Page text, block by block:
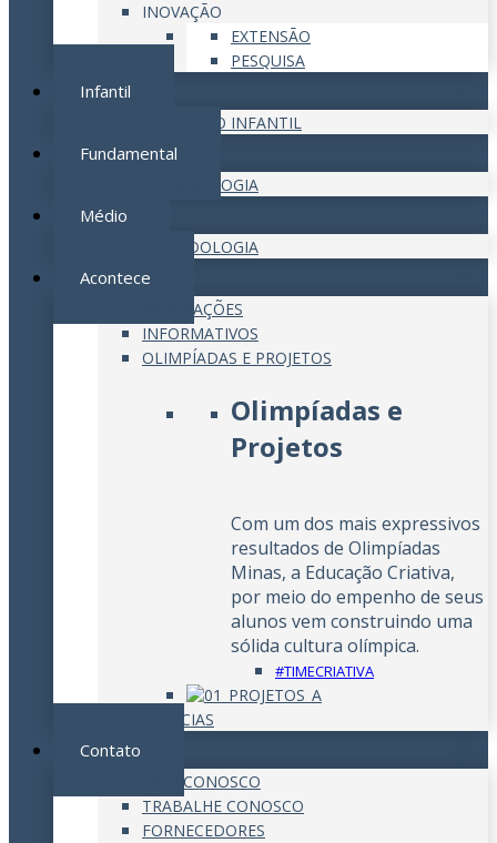
INOVAÇÃO
EXTENSÃO
PESQUISA
Infantil
EDUCAÇÃO INFANTIL
Fundamental
METODOLOGIA
Médio
METODOLOGIA
Acontece
APROVAÇÕES
INFORMATIVOS
OLIMPÍADAS E PROJETOS
Olimpíadas e
Projetos
Com um dos mais expressivos
resultados de Olimpíadas
Minas, a Educação Criativa,
por meio do empenho de seus
alunos vem construindo uma
sólida cultura olímpica.
#TIMECRIATIVA
NOTÍCIAS
Contato
FALE CONOSCO
TRABALHE CONOSCO
FORNECEDORES